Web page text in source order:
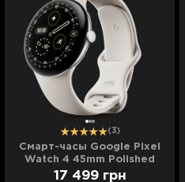
(3)
Смарт-часы Google Pixel
Watch 4 45mm Polished
Silver Aluminum Case /
17 499 грн